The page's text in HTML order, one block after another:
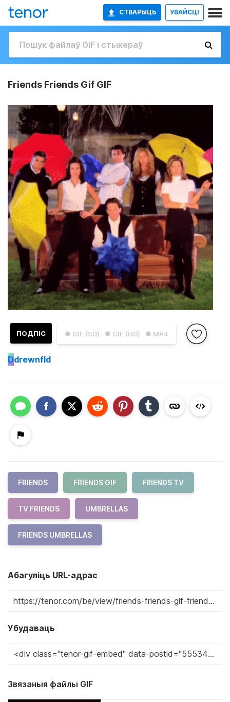
СТВАРЫЦЬ УВАЙСЦІ
Friends Friends Gif GIF
● GIF (SD) ● GIF (HD) ● MP4
ПОДПІС
Ddrewnfld
FRIENDS FRIENDS GIF FRIENDS TV
TV FRIENDS UMBRELLAS
FRIENDS UMBRELLAS
Абагуліць URL-адрас
Убудаваць
Звязаныя файлы GIF